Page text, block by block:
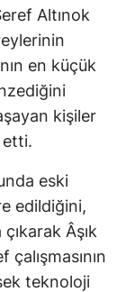
Altınok
en küçük
kişiler
etti.
eski
edildiğini,
Âşık
teknoloji